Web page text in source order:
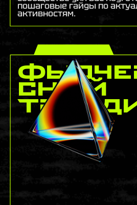
пошаговые гайды по
активностям.
сный